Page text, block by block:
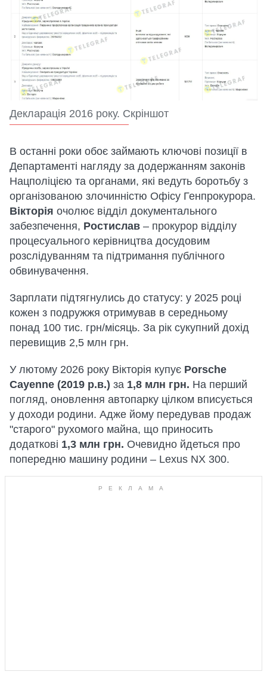
Декларація 2016 року. Скріншот
В останні роки обоє займають ключові позиції в
Департаменті нагляду за додержанням законів
Нацполіцією та органами, які ведуть боротьбу з
організованою злочинністю Офісу Генпрокурора.
Вікторія очолює відділ документального
забезпечення, Ростислав – прокурор відділу
процесуального керівництва досудовим
розслідуванням та підтримання публічного
обвинувачення.
Зарплати підтягнулись до статусу: у 2025 році
кожен з подружжя отримував в середньому
понад 100 тис. грн/місяць. За рік сукупний дохід
перевищив 2,5 млн грн.
У лютому 2026 року Вікторія купує Porsche
Cayenne (2019 р.в.) за 1,8 млн грн. На перший
погляд, оновлення автопарку цілком вписується
у доходи родини. Адже йому передував продаж
"старого" рухомого майна, що приносить
додаткові 1,3 млн грн. Очевидно йдеться про
попередню машину родини – Lexus NX 300.